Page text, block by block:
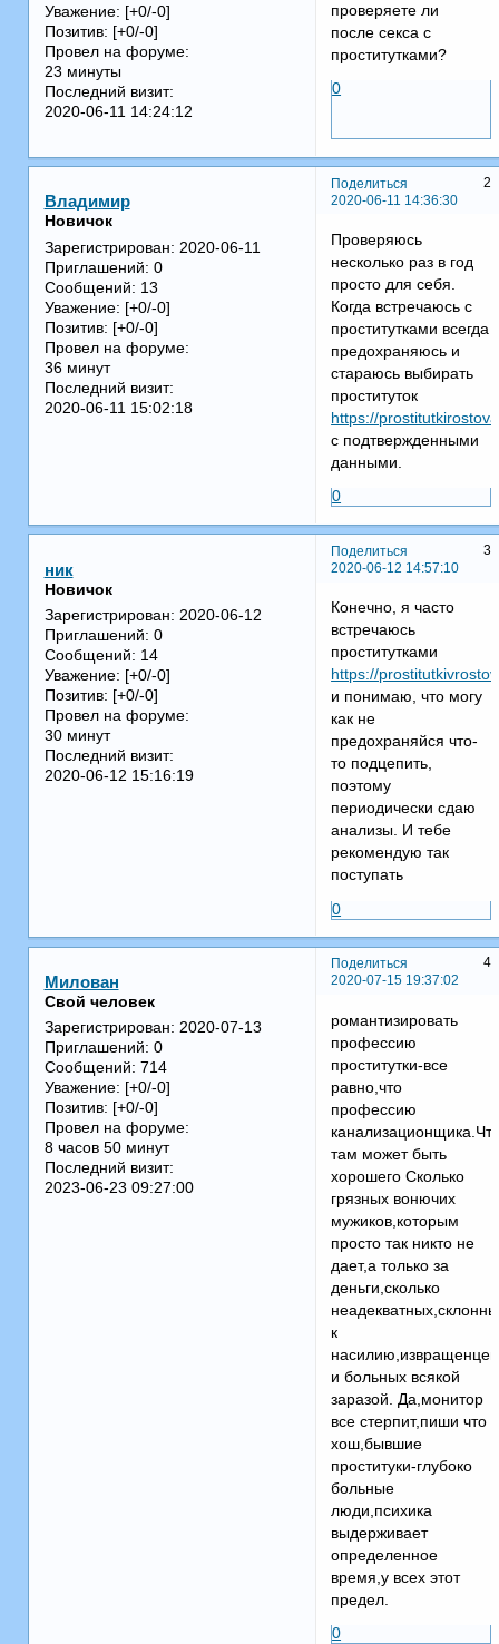
Уважение: [+0/-0]
Позитив: [+0/-0]
Провел на форуме:
23 минуты
Последний визит:
2020-06-11 14:24:12
проверяете ли
после секса с
проститутками?
0
Поделиться
2
2020-06-11 14:36:30
Владимир
Новичок
Зарегистрирован: 2020-06-11
Приглашений: 0
Сообщений: 13
Уважение: [+0/-0]
Позитив: [+0/-0]
Провел на форуме:
36 минут
Последний визит:
2020-06-11 15:02:18
Проверяюсь
несколько раз в год
просто для себя.
Когда встречаюсь с
проститутками всегда
предохраняюсь и
стараюсь выбирать
проституток
https://
с подтвержденными
данными.
0
Поделиться
3
2020-06-12 14:57:10
ник
Новичок
Зарегистрирован: 2020-06-12
Приглашений: 0
Сообщений: 14
Уважение: [+0/-0]
Позитив: [+0/-0]
Провел на форуме:
30 минут
Последний визит:
2020-06-12 15:16:19
Конечно, я часто
встречаюсь
проститутками
https://
и понимаю, что могу
как не
предохраняйся что-
то подцепить,
поэтому
периодически сдаю
анализы. И тебе
рекомендую так
поступать
0
Поделиться
4
2020-07-15 19:37:02
Милован
Свой человек
Зарегистрирован: 2020-07-13
Приглашений: 0
Сообщений: 714
Уважение: [+0/-0]
Позитив: [+0/-0]
Провел на форуме:
8 часов 50 минут
Последний визит:
2023-06-23 09:27:00
романтизировать
профессию
проститутки-все
равно,что
профессию
там может быть
хорошего Сколько
грязных вонючих
мужиков,которым
просто так никто не
дает,а только за
деньги,сколько
к
насилию,извращенцев
и больных всякой
заразой. Да,монитор
все стерпит,пиши что
хош,бывшие
проституки-глубоко
больные
люди,психика
выдерживает
определенное
время,у всех этот
предел.
0